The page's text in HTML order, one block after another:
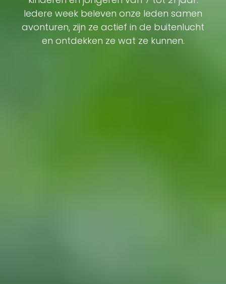
Iedere week beleven onze leden samen
avonturen, zijn ze actief in de buitenlucht
en ontdekken ze wat ze kunnen.